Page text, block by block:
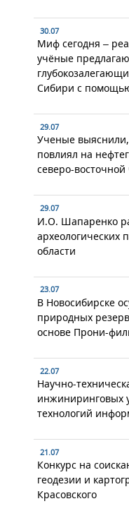
30.07
Миф сегодня –
учёные
Сибири с
29.07
Ученые
повлиял на
северо-
29.07
И.О. Шапаренко
археологических
области
23.07
В Новосибирске
природных
основе Прони-
22.07
Научно-
инжиниринговых
технологий
21.07
Конкурс на
геодезии и
Красовского